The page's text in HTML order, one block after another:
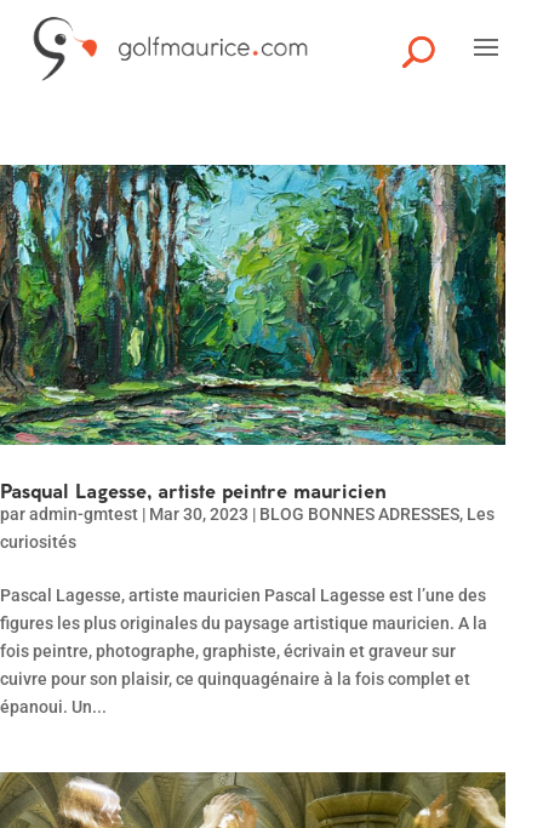
Pasqual Lagesse, artiste peintre mauricien
paradmin-gmtest | Mar 30, 2023 | BLOG BONNES ADRESSES, Les
curiosités
Pascal Lagesse, artiste mauricien Pascal Lagesse est l’une des
figures les plus originales du paysage artistique mauricien. A la
fois peintre, photographe, graphiste, écrivain et graveur sur
cuivre pour son plaisir, ce quinquagénaire à la fois complet et
épanoui. Un...